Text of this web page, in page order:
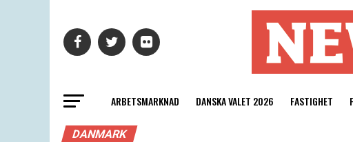
ARBETSMARKNAD DANSKA VALET 2026 FASTIGHET
DANMARK